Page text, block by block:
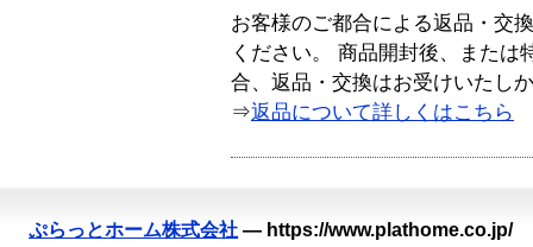
お客様のご都合による返品・交
ください。 商品開封後、または
合、返品・交換はお受けいたし
⇒返品について詳しくはこちら
ぷらっとホーム株式会社 — https://www.plathome.co.jp/